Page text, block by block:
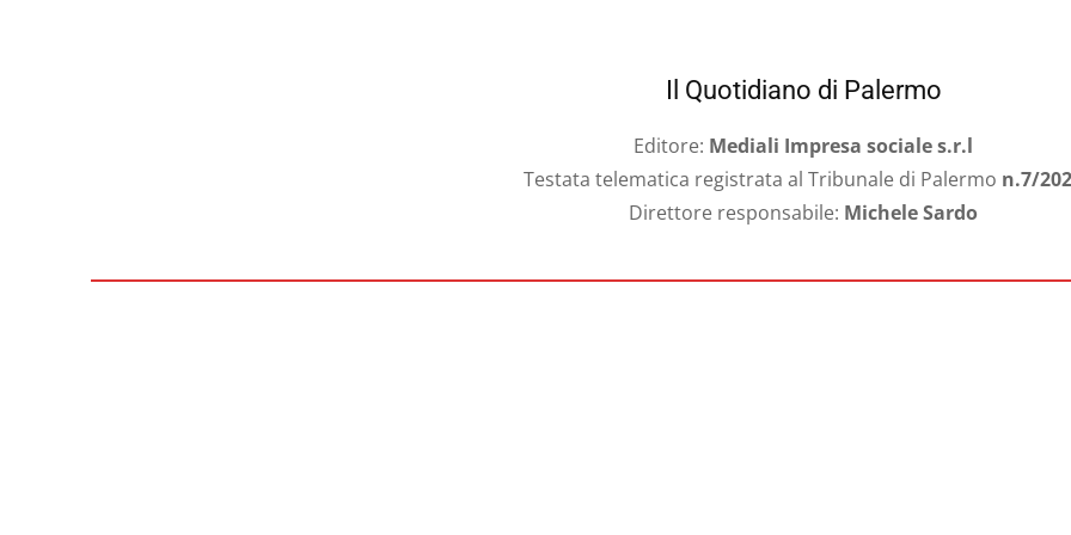
Il Quotidiano di Palermo
Editore: Mediali Impresa sociale s.r.l
Testata telematica registrata al Tribunale di Palermo n.7/
Direttore responsabile: Michele Sardo